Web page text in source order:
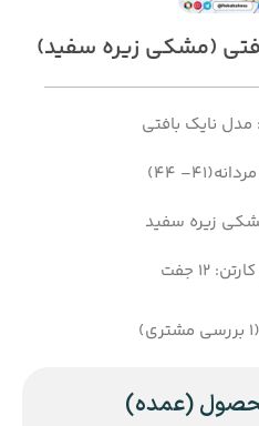
(مشکی زیره سفید)
مدل نایک بافتی
44)
زیره سفید
12 جفت
(
1 بررسی مشتری)
(عمده)